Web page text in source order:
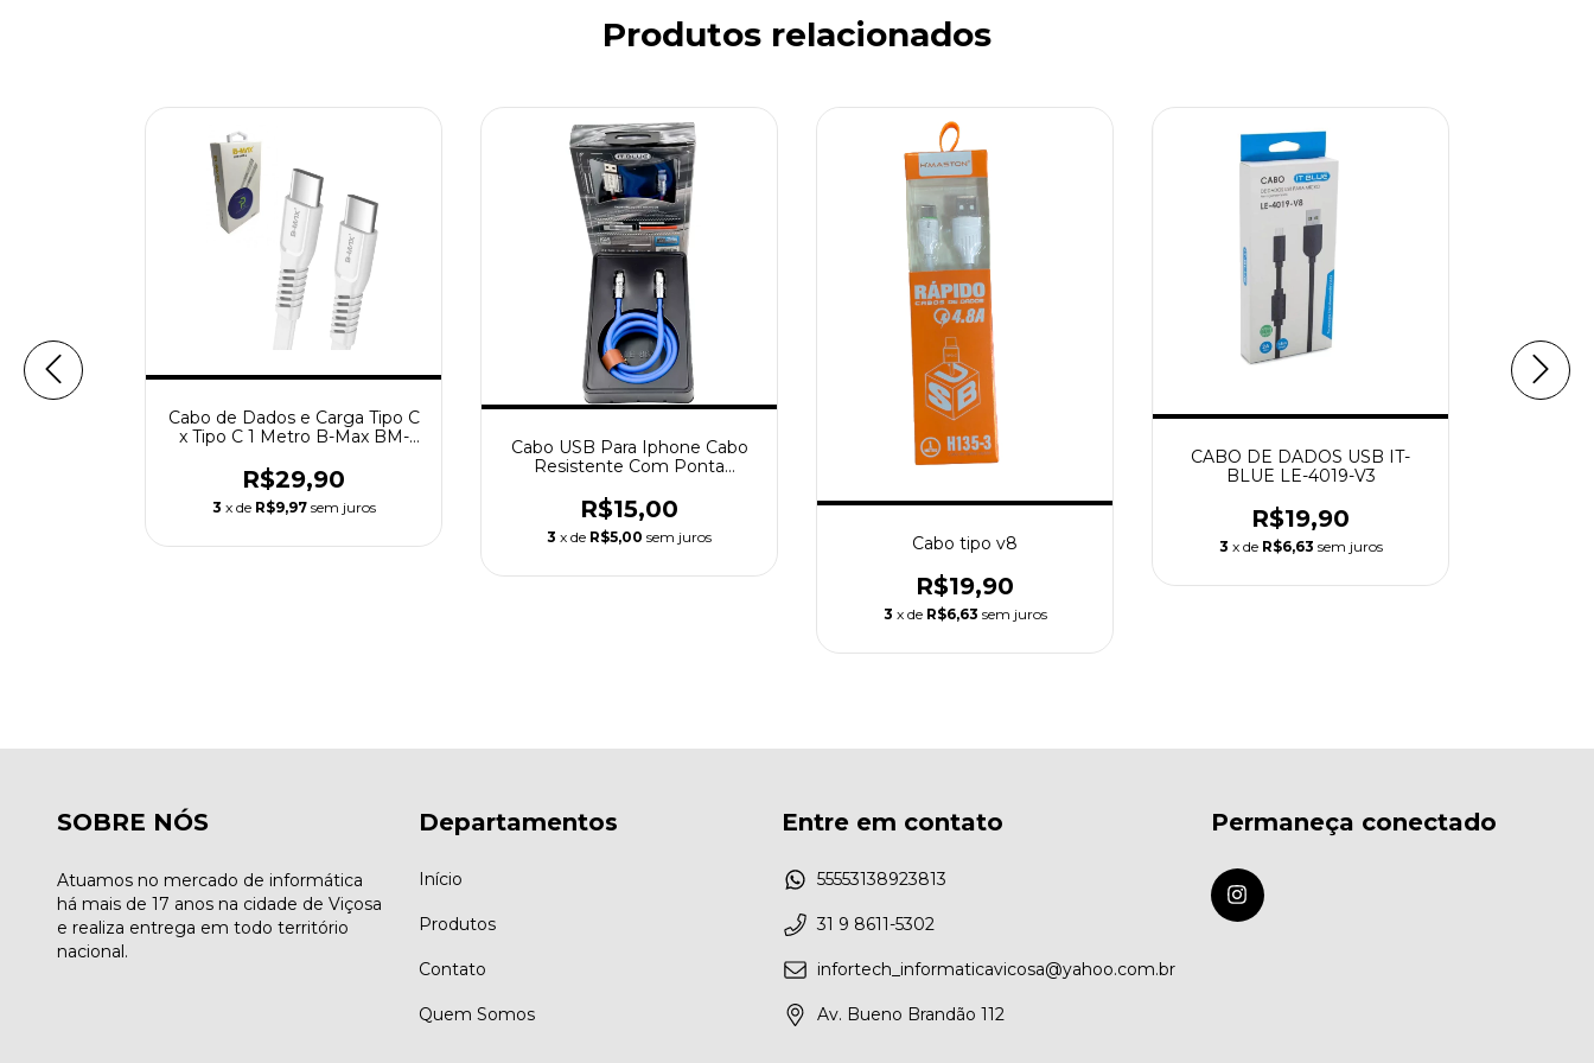
Produtos relacionados
Cabo de Dados e Carga Tipo C
x Tipo C 1 Metro B-Max BM-
R$29,90
3 x de R$9,97 sem juros
Cabo USB Para Iphone Cabo
Resistente Com Ponta
R$15,00
3 x de R$5,00 sem juros Cabo tipo v8
R$19,90
3 x de R$6,63 sem juros
CABO DE DADOS USB IT-
BLUE LE-4019-V3
R$19,90
3 x de R$6,63 sem juros
SOBRE NÓS
Atuamos no mercado de informática
há mais de 17 anos na cidade de Viçosa
e realiza entrega em todo território
nacional.
Departamentos
Início
Produtos
Contato
Quem Somos
Entre em contato
55553138923813
31 9 8611-5302
infortech_informaticavicosa@yahoo.com.br
Av. Bueno Brandão 112
Permaneça conectado